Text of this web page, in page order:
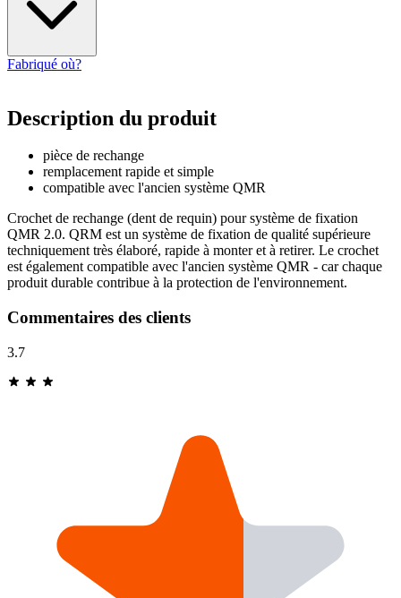
Fabriqué où?
Description du produit
pièce de rechange
remplacement rapide et simple
compatible avec l'ancien système QMR
Crochet de rechange (dent de requin) pour système de fixation
QMR 2.0. QRM est un système de fixation de qualité supérieure
techniquement très élaboré, rapide à monter et à retirer. Le crochet
est également compatible avec l'ancien système QMR - car chaque
produit durable contribue à la protection de l'environnement.
Commentaires des clients
3.7